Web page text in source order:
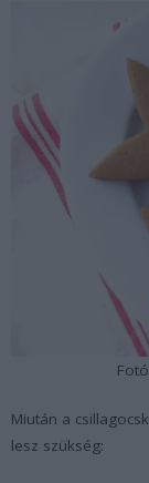
Miután a
lesz szükség: